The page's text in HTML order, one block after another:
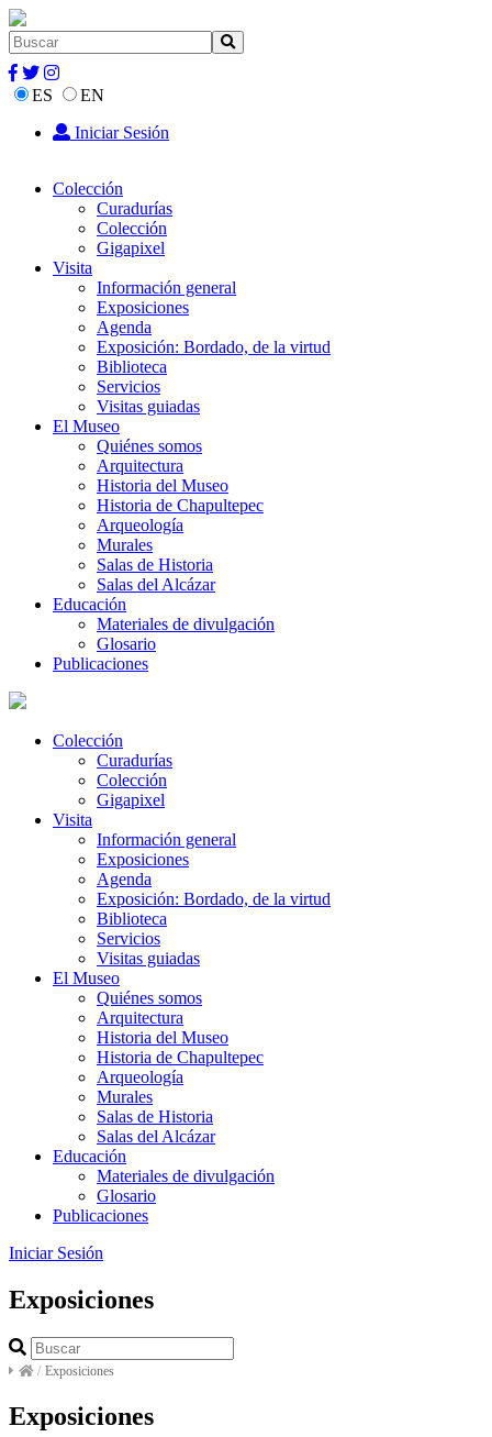
ES
EN
Iniciar Sesión
Colección
Curadurías
Colección
Gigapixel
Visita
Información general
Exposiciones
Agenda
Exposición: Bordado, de la virtud
Biblioteca
Servicios
Visitas guiadas
El Museo
Quiénes somos
Arquitectura
Historia del Museo
Historia de Chapultepec
Arqueología
Murales
Salas de Historia
Salas del Alcázar
Educación
Materiales de divulgación
Glosario
Publicaciones
Colección
Curadurías
Colección
Gigapixel
Visita
Información general
Exposiciones
Agenda
Exposición: Bordado, de la virtud
Biblioteca
Servicios
Visitas guiadas
El Museo
Quiénes somos
Arquitectura
Historia del Museo
Historia de Chapultepec
Arqueología
Murales
Salas de Historia
Salas del Alcázar
Educación
Materiales de divulgación
Glosario
Publicaciones
Iniciar Sesión
Exposiciones
/ Exposiciones
Exposiciones